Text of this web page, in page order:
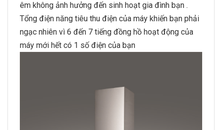
êm không ảnh hưởng đến sinh hoạt gia đình bạn .
Tổng điện năng tiêu thu điện của máy khiến bạn phải
ngạc nhiên vì 6 đến 7 tiếng đồng hồ hoạt động của
máy mới hết có 1 số điện của bạn